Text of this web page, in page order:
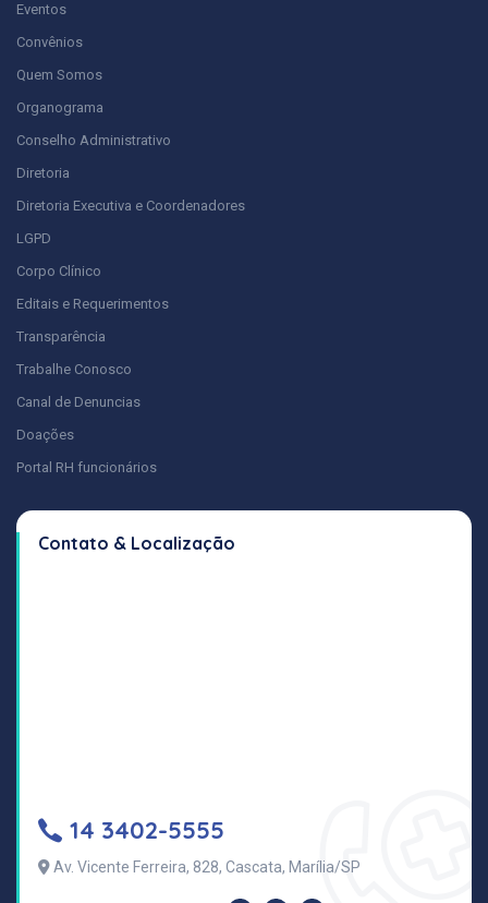
Eventos
Convênios
Quem Somos
Organograma
Conselho Administrativo
Diretoria
Diretoria Executiva e Coordenadores
LGPD
Corpo Clínico
Editais e Requerimentos
Transparência
Trabalhe Conosco
Canal de Denuncias
Doações
Portal RH funcionários
Contato & Localização
14 3402-5555
Av. Vicente Ferreira, 828, Cascata, Marília/SP